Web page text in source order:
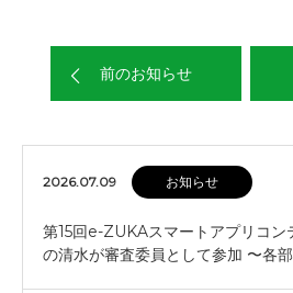
前のお知らせ
2026.07.09 お知らせ
第15回e-ZUKAスマートアプリコ
の清水が審査委員として参加 〜各